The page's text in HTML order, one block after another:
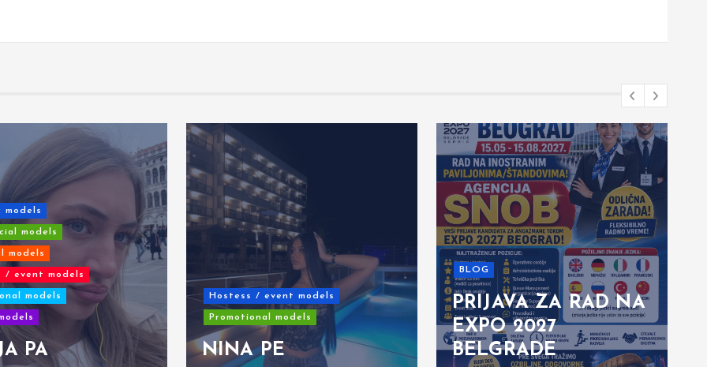
models
models
/ event models
models
PA
Hostess / event models
Promotional models
NINA PE
BLOG
PRIJAVA ZA RAD NA
EXPO 2027
BELGRADE